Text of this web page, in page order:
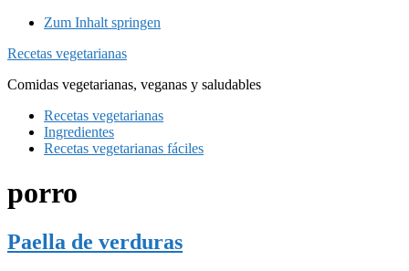
Zum Inhalt springen
Recetas vegetarianas
Comidas vegetarianas, veganas y saludables
Recetas vegetarianas
Ingredientes
Recetas vegetarianas fáciles
porro
Paella de verduras